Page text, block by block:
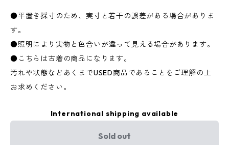
●平置き採寸のため、実寸と若干の誤差がある場合がありま
す。
●照明により実物と色合いが違って見える場合があります。
●こちらは古着の商品になります。
汚れや状態などあくまでUSED商品であることをご理解の上
お求めください。
International shipping available
Sold out